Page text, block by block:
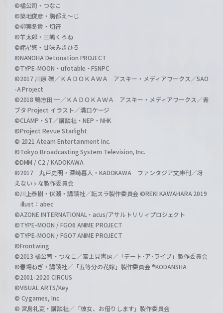
©橘公司・つなこ
©築地俊彦・駒都え～じ
©柳実冬貴・切符
©羊太郎・三嶋くろね
©諸星悠・甘味みきひろ
©NANOHA Detonation PROJECT
©TYPE-MOON・ufotable・FSNPC
©2017 川原 礫／ＫＡＤＯＫＡＷＡ アスキー・メディアワークス／SAO
-A Project
©2018 鴨志田 一／ＫＡＤＯＫＡＷＡ アスキー・メディアワークス／青
ブタ Project イラスト／溝口ケージ
©CLAMP・ST／講談社・NEP・NHK
©Project Revue Starlight
© 2021 Ateam Entertainment Inc.
©Tokyo Broadcasting System Television, Inc.
©DMM / C2 / KADOKAWA
©2017 丸戸史明・深崎暮人・KADOKAWA ファンタジア文庫刊／冴
えない♭な製作委員会
©川上泰樹・伏瀬・講談社／転スラ製作委員会 ©REKI KAWAHARA 2019
illust：abec
©AZONE INTERNATIONAL・acus/アサルトリリィプロジェクト
©TYPE-MOON / FGO6 ANIME PROJECT
©TYPE-MOON / FGO7 ANIME PROJECT
©Frontwing
©2013 橘公司・つなこ／富士見書房／「デート･ア･ライブ」製作委員会
©春場ねぎ・講談社／「五等分の花嫁」製作委員会 ®KODANSHA
©2001-2020 CIRCUS
©VISUAL ARTS/Key
© Cygames, Inc.
© 宮島礼吏・講談社／「彼女、お借りします」製作委員会